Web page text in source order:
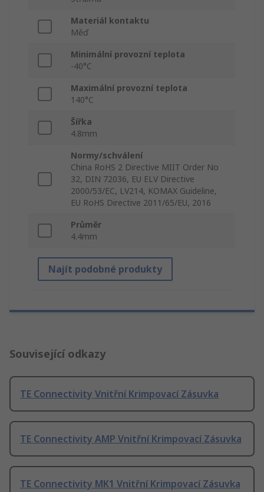
Materiál kontaktu
Měď
Minimální provozní teplota
-40°C
Maximální provozní teplota
140°C
Šířka
4.8mm
Normy/schválení
China RoHS 2 Directive MIIT Order No
32, DIN 72036, EU ELV Directive
2000/53/EC, LV214, KOMAX Guideline,
EU RoHS Directive 2011/65/EU, 2016
Průměr
4.4mm
Najít podobné produkty
Související odkazy
TE Connectivity Vnitřní Krimpovací Zásuvka
TE Connectivity AMP Vnitřní Krimpovací Zásuvka
TE Connectivity MK1 Vnitřní Krimpovací Zásuvka